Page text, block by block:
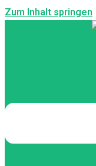
Zum Inhalt springen